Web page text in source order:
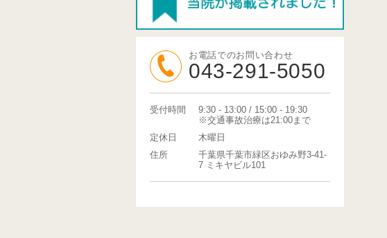
お電話でのお問い合わせ
043-291-5050
受付時間
9:30 - 13:00 / 15:00 - 19:30
※交通事故治療は21:00まで
定休日
木曜日
住所
千葉県千葉市緑区おゆみ野3-41-
7 ミキヤビル101